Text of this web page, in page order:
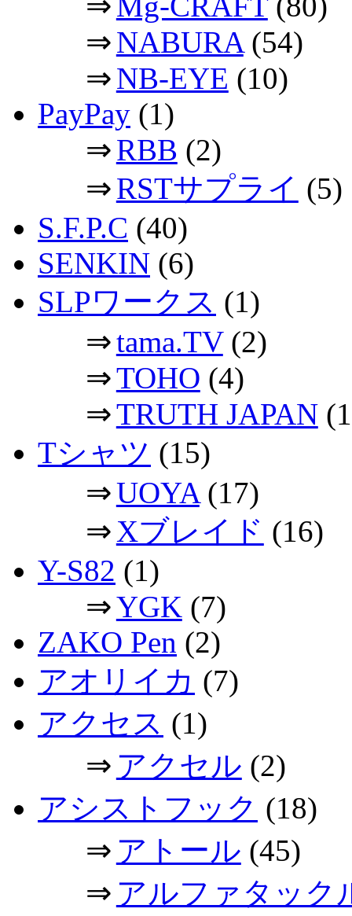
⇒NABURA(54)
⇒NB-EYE (10)
PayPay (1)
⇒RBB (2)
⇒RSTサプライ (5)
S.F.P.C (40)
SENKIN (6)
SLPワークス (1)
⇒tama.TV(2)
⇒TOHO (4)
⇒TRUTH JAPAN
Tシャツ (15)
⇒UOYA(17)
⇒Xブレイド (16)
Y-S82 (1)
⇒YGK (7)
ZAKO Pen (2)
アオリイカ (7)
アクセス (1)
⇒ アクセル (2)
アシストフック (18)
⇒ アトール (45)
⇒ アルファタック